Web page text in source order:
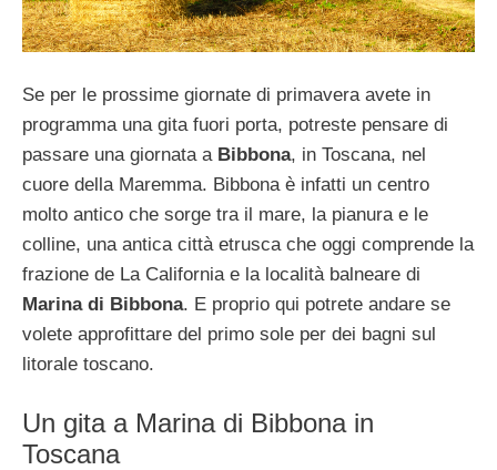
Se per le prossime giornate di primavera avete in
programma una gita fuori porta, potreste pensare di
passare una giornata a Bibbona, in Toscana, nel
cuore della Maremma. Bibbona è infatti un centro
molto antico che sorge tra il mare, la pianura e le
colline, una antica città etrusca che oggi comprende la
frazione de La California e la località balneare di
Marina di Bibbona. E proprio qui potrete andare se
volete approfittare del primo sole per dei bagni sul
litorale toscano.
Un gita a Marina di Bibbona in
Toscana